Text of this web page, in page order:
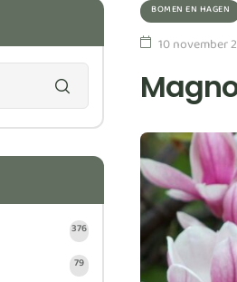
BOMEN EN HAGEN
10 november
376
79